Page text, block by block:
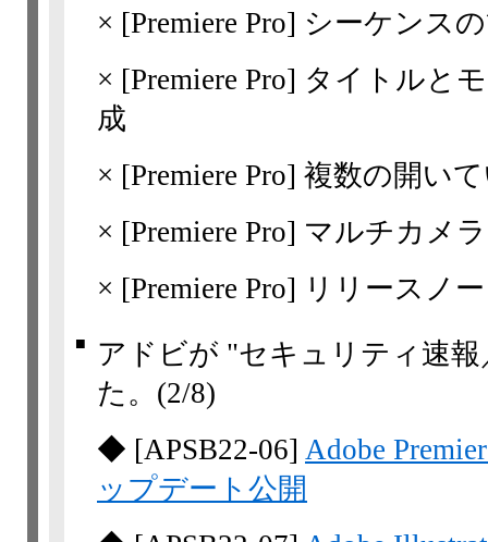
× [Premiere Pro] シーケンス
× [Premiere Pro] タイトルと
成
× [Premiere Pro] 複数の開い
× [Premiere Pro] マルチカメ
× [Premiere Pro] リリースノー
■
アドビが "セキュリティ速
た。 (2/8)
◆ [APSB22-06] Adobe
ップデート公開